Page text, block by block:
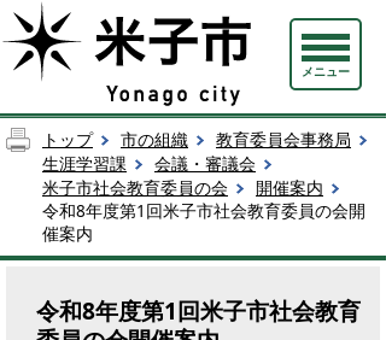
メニュー
トップ 市の組織
教育委員会事務局
生涯学習課
会議・審議会
米子市社会教育委員の会
開催案内
令和8年度第1回米子市社会教育委員の会開
催案内
令和8年度第1回米子市社会教育